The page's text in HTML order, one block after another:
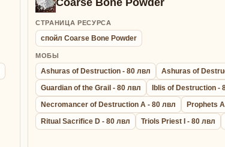
Coarse Bone Powder
СТРАНИЦА РЕСУРСА
спойл Coarse Bone Powder
МОБЫ
Ashuras of Destruction - 80 лвл
Ashuras of
Guardian of the Grail - 80 лвл
Iblis of Destruction -
Necromancer of Destruction A - 80 лвл
Prophets
Ritual Sacrifice D - 80 лвл
Triols Priest I - 80 лвл